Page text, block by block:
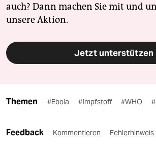
auch? Dann machen Sie mit und
unsere Aktion.
Jetzt unterstützen
Themen #Ebola #Impfstoff #WHO
Feedback Kommentieren Fehlerhinweis